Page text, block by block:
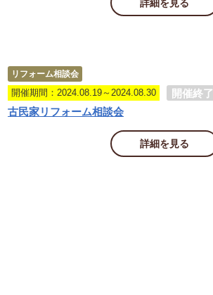
詳細を見る
リフォーム相談会
開催期間：2024.08.19～2024.08.30
開催終了
古民家リフォーム相談会
詳細を見る